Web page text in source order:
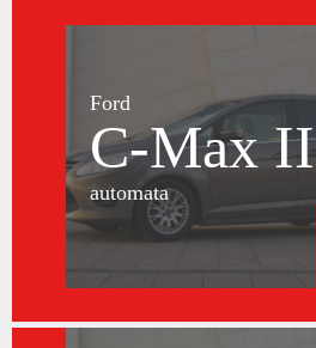
Ford
C-Max II
automata